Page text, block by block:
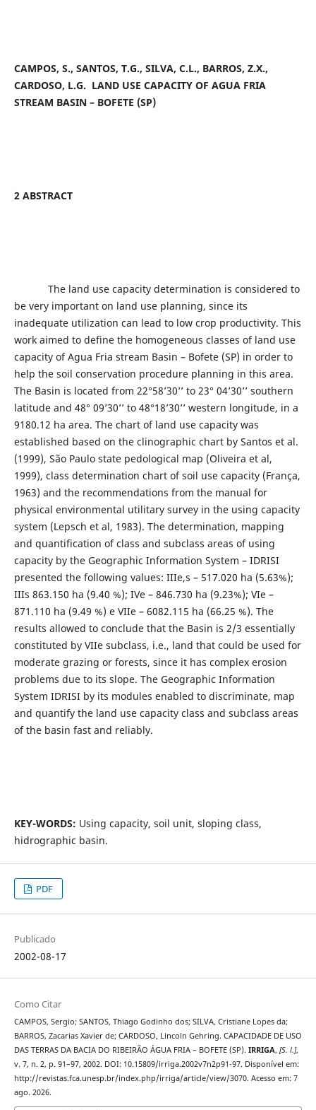
CAMPOS, S., SANTOS, T.G., SILVA, C.L., BARROS, Z.X.,
CARDOSO, L.G. LAND USE CAPACITY OF AGUA FRIA
STREAM BASIN – BOFETE (SP)
2 ABSTRACT
The land use capacity determination is considered to
be very important on land use planning, since its
inadequate utilization can lead to low crop productivity. This
work aimed to define the homogeneous classes of land use
capacity of Agua Fria stream Basin – Bofete (SP) in order to
help the soil conservation procedure planning in this area.
The Basin is located from 22°58’30’’ to 23° 04’30’’ southern
latitude and 48° 09’30’’ to 48°18’30’’ western longitude, in a
9180.12 ha area. The chart of land use capacity was
established based on the clinographic chart by Santos et al.
(1999), São Paulo state pedological map (Oliveira et al,
1999), class determination chart of soil use capacity (França,
1963) and the recommendations from the manual for
physical environmental utilitary survey in the using capacity
system (Lepsch et al, 1983). The determination, mapping
and quantification of class and subclass areas of using
capacity by the Geographic Information System – IDRISI
presented the following values: IIIe,s – 517.020 ha (5.63%);
IIIs 863.150 ha (9.40 %); IVe – 846.730 ha (9.23%); VIe –
871.110 ha (9.49 %) e VIIe – 6082.115 ha (66.25 %). The
results allowed to conclude that the Basin is 2/3 essentially
constituted by VIIe subclass, i.e., land that could be used for
moderate grazing or forests, since it has complex erosion
problems due to its slope. The Geographic Information
System IDRISI by its modules enabled to discriminate, map
and quantify the land use capacity class and subclass areas
of the basin fast and reliably.
KEY-WORDS: Using capacity, soil unit, sloping class,
hidrographic basin.
PDF
Publicado
2002-08-17
Como Citar
CAMPOS, Sergio; SANTOS, Thiago Godinho dos; SILVA, Cristiane Lopes da;
BARROS, Zacarias Xavier de; CARDOSO, Lincoln Gehring. CAPACIDADE DE USO
DAS TERRAS DA BACIA DO RIBEIRÃO ÁGUA FRIA – BOFETE (SP). IRRIGA, [S. l.],
v. 7, n. 2, p. 91–97, 2002. DOI: 10.15809/irriga.2002v7n2p91-97. Disponível em:
http://revistas.fca.unesp.br/index.php/irriga/article/view/3070. Acesso em: 7
ago. 2026.